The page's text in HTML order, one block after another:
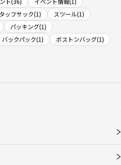
ッフサック(1)
スツール(1)
パッキング(1)
バックパック(1)
ボストンバッグ(1)